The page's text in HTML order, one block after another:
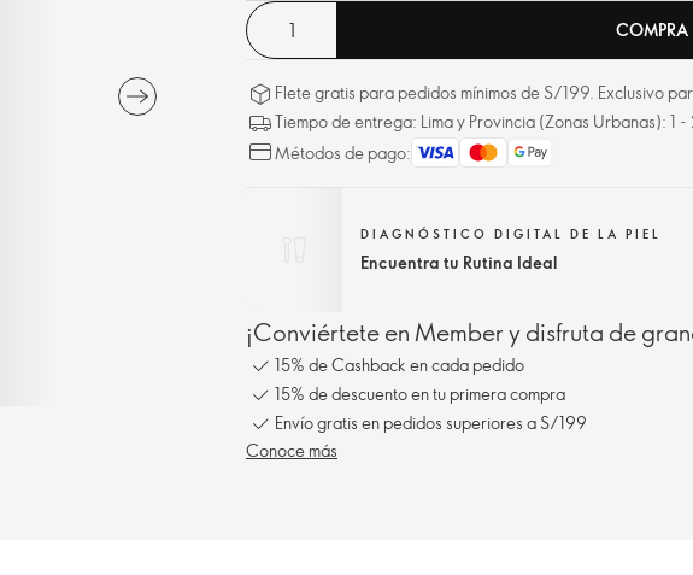
COMPRA
Flete gratis para pedidos mínimos de S/199. Exclusivo
Tiempo de entrega: Lima y Provincia (Zonas Urbanas): 1
Métodos de pago:
DIAGNÓSTICO DIGITAL DE LA PIEL
Encuentra tu Rutina Ideal
¡Conviértete en Member y disfruta de
15% de Cashback en cada pedido
15% de descuento en tu primera compra
Envío gratis en pedidos superiores a S/199
Conoce más